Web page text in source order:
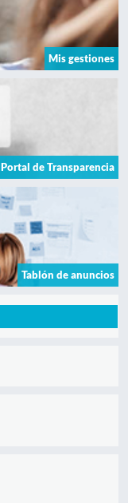
Mis gestiones
Portal de Transparencia
Tablón de anuncios